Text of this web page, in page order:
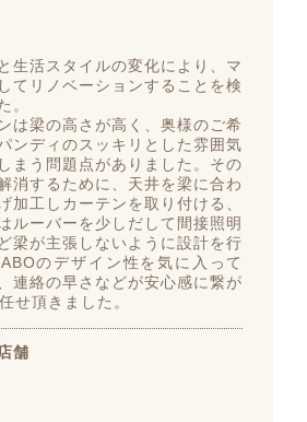
生活スタイルの変化により、マ
てリノベーションすることを検
。
は梁の高さが高く、奥様のご希
ンディのスッキリとした雰囲気
まう問題点がありました。その
消するために、天井を梁に合わ
加工しカーテンを取り付ける、
ルーバーを少しだして間接照明
梁が主張しないように設計を行
のデザイン性を気に入って
連絡の早さなどが安心感に繋が
せ頂きました。
舗